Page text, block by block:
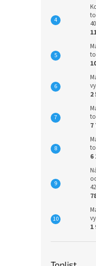
2
7
6
1